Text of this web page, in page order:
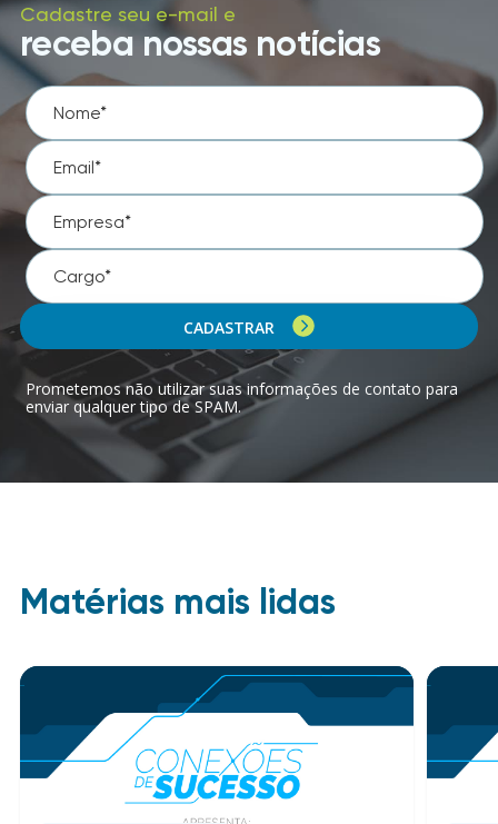
Cadastre seu e-mail e
receba nossas notícias
CADASTRAR
Prometemos não utilizar suas informações de contato para
enviar qualquer tipo de SPAM.
Matérias mais lidas